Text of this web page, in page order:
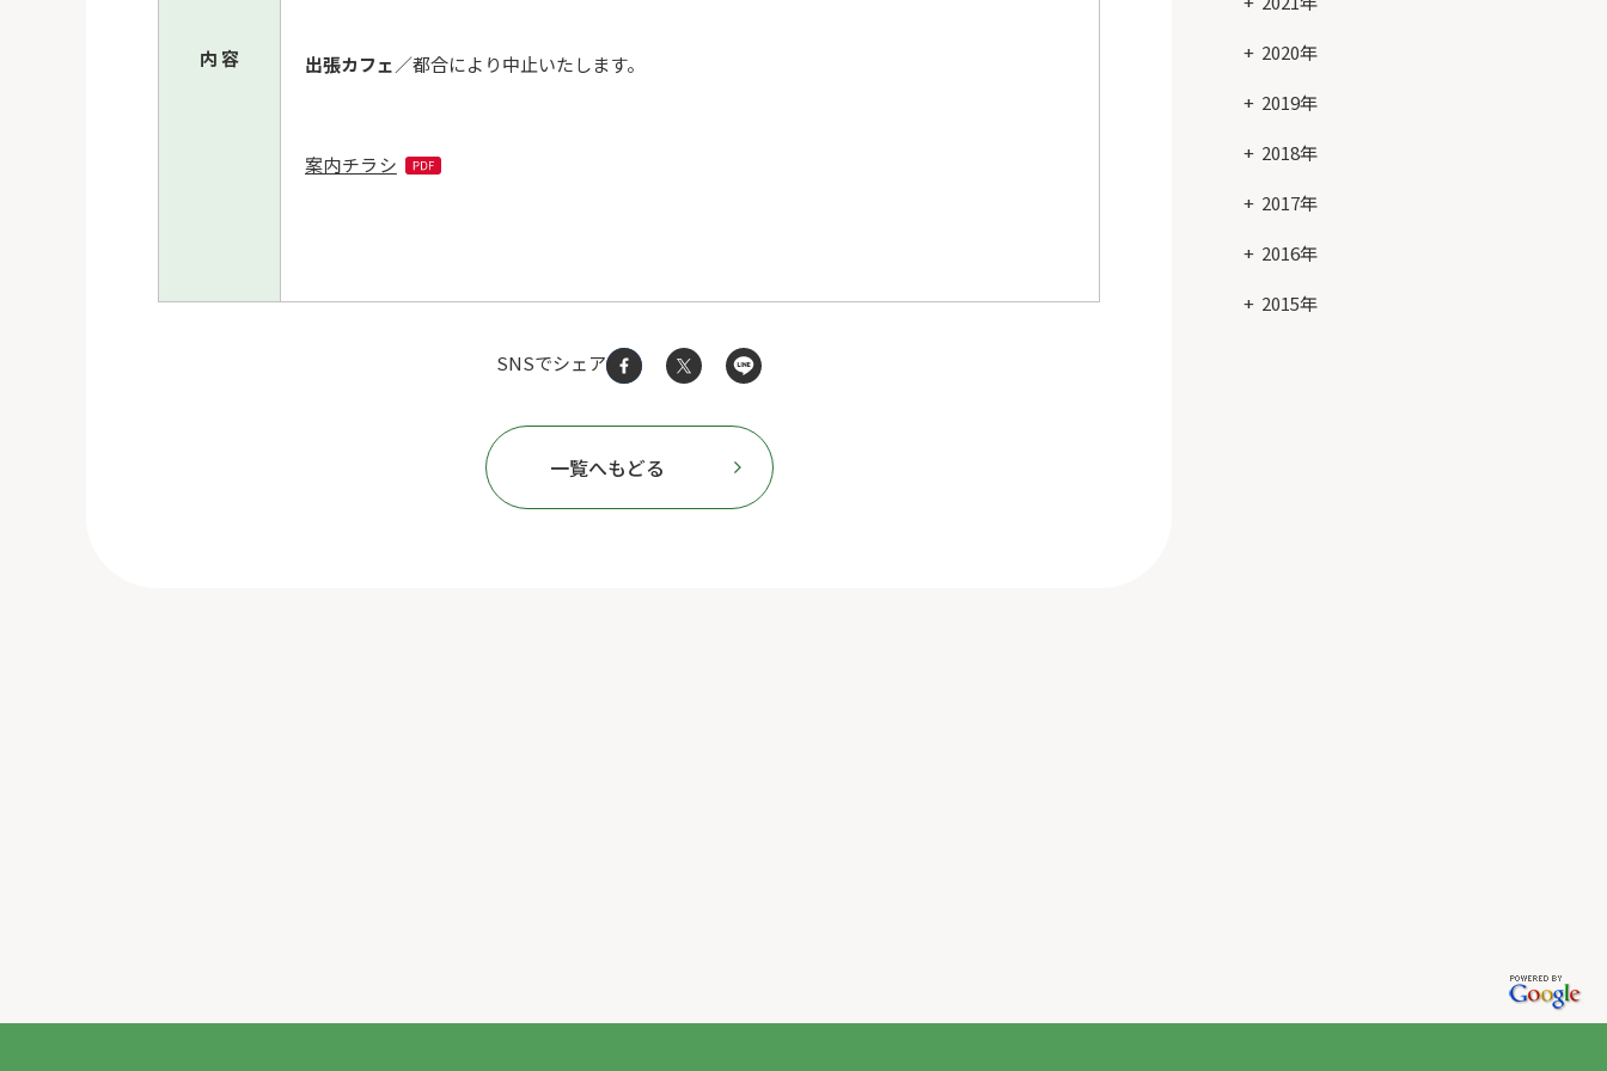
2020年
2019年
2018年
2017年
2016年
2015年
内 容 出張カフェ ／都合により中止いたします。
案内チラシ
SNSでシェア
一覧へもどる